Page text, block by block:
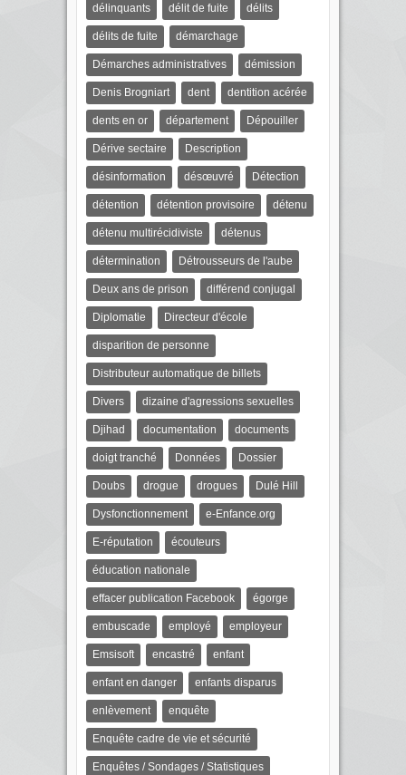
délinquants délit de fuite délits
délits de fuite démarchage
Démarches administratives démission
Denis Brogniart dent dentition acérée
dents en or département Dépouiller
Dérive sectaire Description
désinformation désœuvré Détection
détention détention provisoire détenu
détenu multirécidiviste détenus
détermination Détrousseurs de l'aube
Deux ans de prison différend conjugal
Diplomatie Directeur d'école
disparition de personne
Distributeur automatique de billets
Divers dizaine d'agressions sexuelles
Djihad documentation documents
doigt tranché Données Dossier
Doubs drogue drogues Dulé Hill
Dysfonctionnement e-Enfance.org
E-réputation écouteurs
éducation nationale
effacer publication Facebook égorge
embuscade employé employeur
Emsisoft encastré enfant
enfant en danger enfants disparus
enlèvement enquête
Enquête cadre de vie et sécurité
Enquêtes / Sondages / Statistiques